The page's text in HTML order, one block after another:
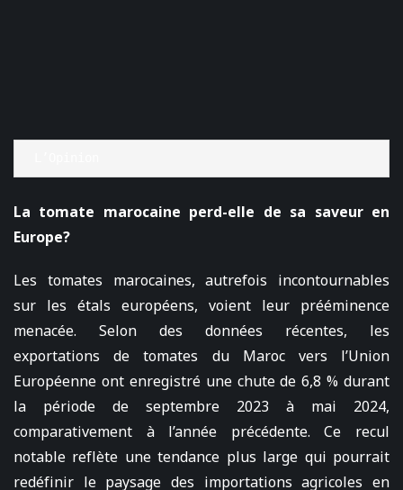
La tomate marocaine perd-elle de sa saveur en
Europe?
Les tomates marocaines, autrefois incontournables
sur les étals européens, voient leur prééminence
menacée. Selon des données récentes, les
exportations de tomates du Maroc vers l’Union
Européenne ont enregistré une chute de 6,8 % durant
la période de septembre 2023 à mai 2024,
comparativement à l’année précédente. Ce recul
notable reflète une tendance plus large qui pourrait
redéfinir le paysage des importations agricoles en